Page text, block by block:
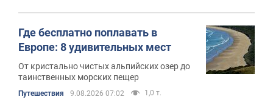
Где бесплатно поплавать в
Европе: 8 удивительных мест
От кристально чистых альпийских озер до
таинственных морских пещер
Путешествия 9.08.2026 07:02 1,0 т.